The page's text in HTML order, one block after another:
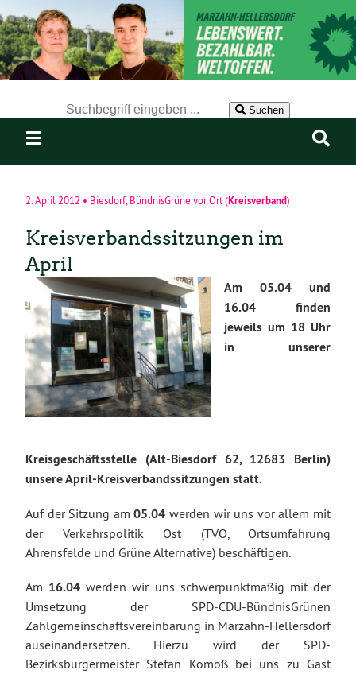
Suchen
2. April 2012 • Biesdorf,BündnisGrüne vor Ort(Kreisverband)
Kreisverbandssitzungen im
April
Am 05.04 und
16.04 finden
jeweils um 18 Uhr
in unserer
Kreisgeschäftsstelle (Alt-Biesdorf 62, 12683 Berlin)
unsere April-Kreisverbandssitzungen statt.
Auf der Sitzung am05.04 werden wir uns vor allem mit
der Verkehrspolitik Ost (TVO, Ortsumfahrung
Ahrensfelde und Grüne Alternative) beschäftigen.
Am 16.04 werden wir uns schwerpunktmäßig mit der
Umsetzung der SPD-CDU-BündnisGrünen
Zählgemeinschaftsvereinbarung in Marzahn-Hellersdorf
auseinandersetzen. Hierzu wird der SPD-
Bezirksbürgermeister Stefan Komoß bei uns zu Gast